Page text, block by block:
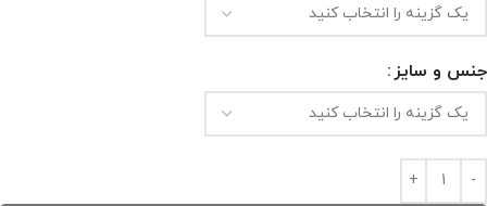
جنس و سایز